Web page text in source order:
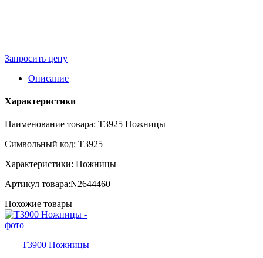
Запросить цену
Описание
Характеристики
Наименование товара: T3925 Ножницы
Символьный код: T3925
Характеристики: Ножницы
Артикул товара:N2644460
Похожие товары
T3900 Ножницы